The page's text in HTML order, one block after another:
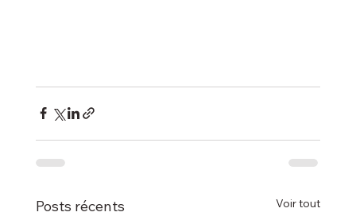
Posts récents Voir tout